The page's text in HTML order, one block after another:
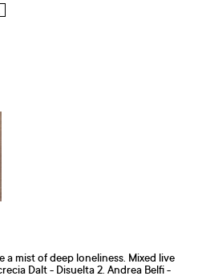
mist of deep loneliness. Mixed live
Dalt - Disuelta 2. Andrea Belfi -